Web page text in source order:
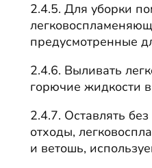
2.4.5. Для уборки
предусмотренные
2.4.6. Выливать
горючие жидкости
2.4.7. Оставлять
отходы,
и ветошь,